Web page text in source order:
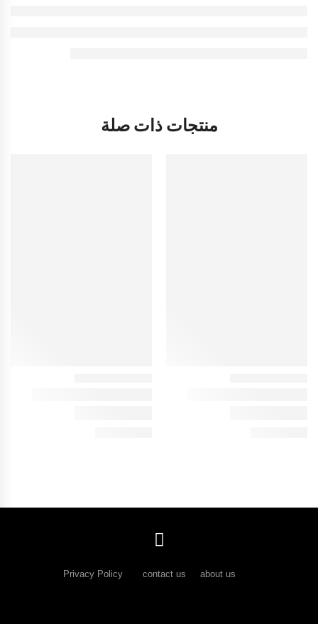
منتجات ذات صلة
Privacy Policycontact us about us